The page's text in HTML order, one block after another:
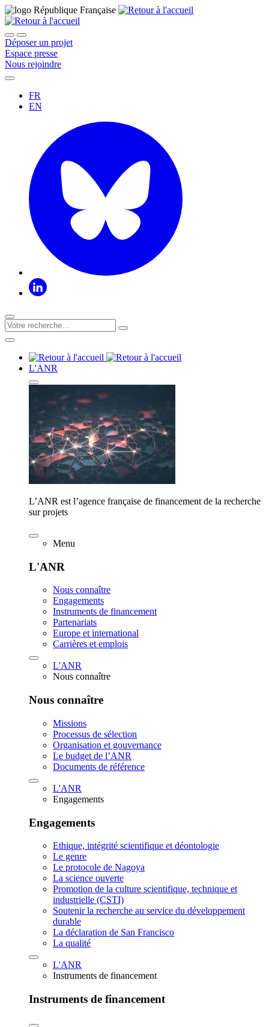
Déposer un projet
Espace presse
Nous rejoindre
FR
EN
L'ANR
L’ANR est l’agence française de financement de la recherche
sur projets
Menu
L'ANR
Nous connaître
Engagements
Instruments de financement
Partenariats
Europe et international
Carrières et emplois
L'ANR
Nous connaître
Nous connaître
Missions
Processus de sélection
Organisation et gouvernance
Le budget de l’ANR
Documents de référence
L'ANR
Engagements
Engagements
Ethique, intégrité scientifique et déontologie
Le genre
Le protocole de Nagoya
La science ouverte
Promotion de la culture scientifique, technique et
industrielle (CSTI)
Soutenir la recherche au service du développement
durable
La déclaration de San Francisco
La qualité
L'ANR
Instruments de financement
Instruments de financement